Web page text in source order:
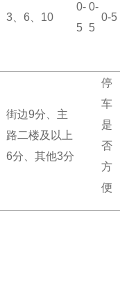
3、6、10
0-
5
0-
5
0-5
街边9分、主
路二楼及以上
6分、其他3分
停
车
是
否
方
便